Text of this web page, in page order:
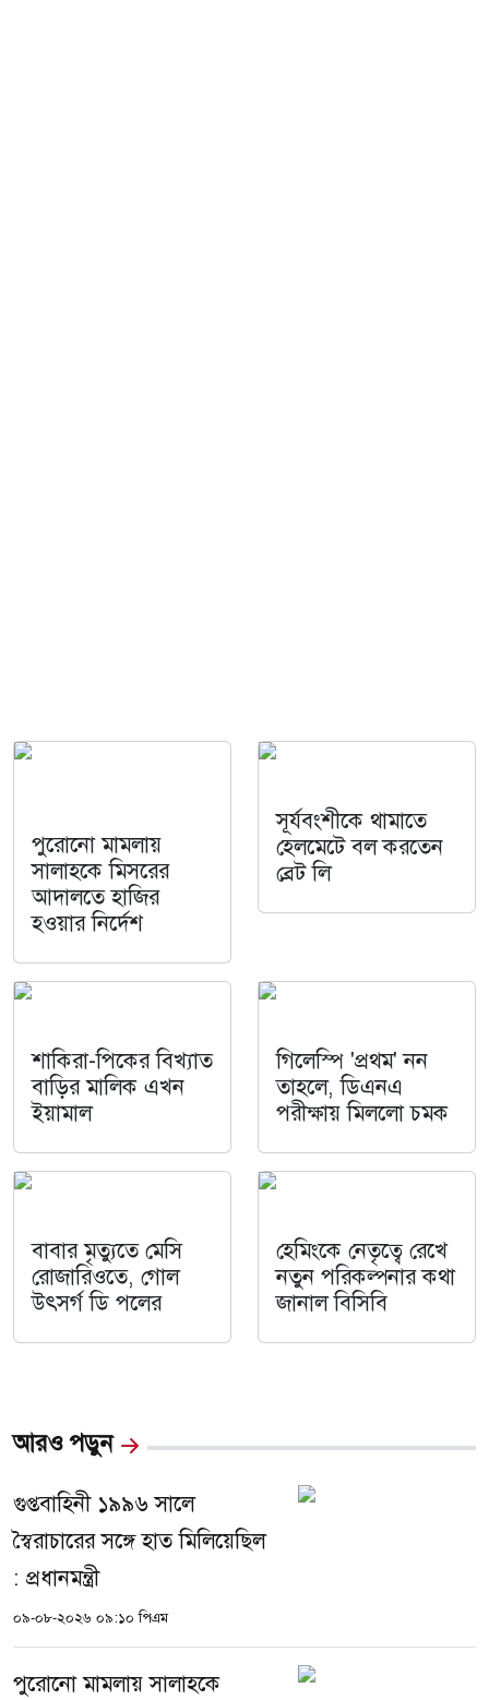
পুরোনো মামলায়
সালাহকে মিসরের
আদালতে হাজির
হওয়ার নির্দেশ
সূর্যবংশীকে থামাতে
হেলমেটে বল করতেন
ব্রেট লি
শাকিরা-পিকের বিখ্যাত
বাড়ির মালিক এখন
ইয়ামাল
গিলেস্পি 'প্রথম' নন
তাহলে, ডিএনএ
পরীক্ষায় মিললো চমক
বাবার মৃত্যুতে মেসি
রোজারিওতে, গোল
উৎসর্গ ডি পলের
হেমিংকে নেতৃত্বে রেখে
নতুন পরিকল্পনার কথা
জানাল বিসিবি
আরও পড়ুন
গুপ্তবাহিনী ১৯৯৬ সালে
স্বৈরাচারের সঙ্গে হাত মিলিয়েছিল
: প্রধানমন্ত্রী
০৯-০৮-২০২৬ ০৯:১০ পিএম
পুরোনো মামলায় সালাহকে